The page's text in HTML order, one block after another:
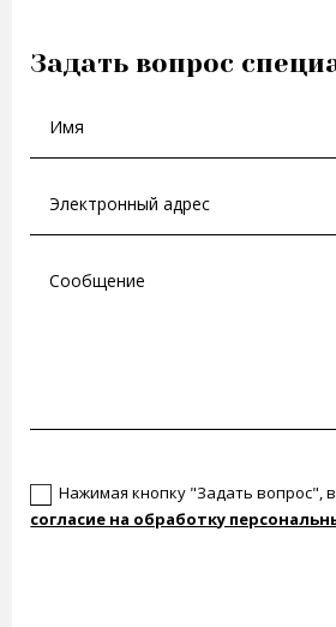
Задать вопрос
Нажимая кнопку "Задать вопрос",
согласие на обработку